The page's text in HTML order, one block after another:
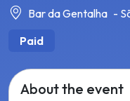
Bar da Gentalha -
Paid
About the event